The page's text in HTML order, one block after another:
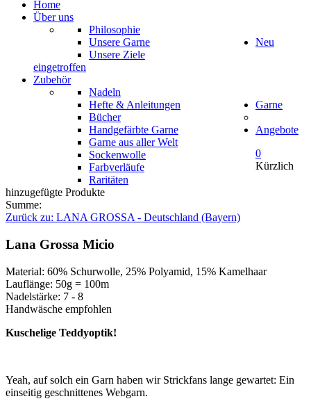
Home
Über uns
Philosophie
Unsere Garne
Unsere Ziele
Neu
eingetroffen
Zubehör
Nadeln
Hefte & Anleitungen
Bücher
Garne
Handgefärbte Garne
Garne aus aller Welt
Sockenwolle
Farbverläufe
Raritäten
Angebote
0
Kürzlich
hinzugefügte Produkte
Summe:
Zurück zu: LANA GROSSA - Deutschland (Bayern)
Lana Grossa Micio
Material: 60% Schurwolle, 25% Polyamid, 15% Kamelhaar
Lauflänge: 50g = 100m
Nadelstärke: 7 - 8
Handwäsche empfohlen
Kuschelige Teddyoptik!
Yeah, auf solch ein Garn haben wir Strickfans lange gewartet: Ein
einseitig geschnittenes Webgarn.